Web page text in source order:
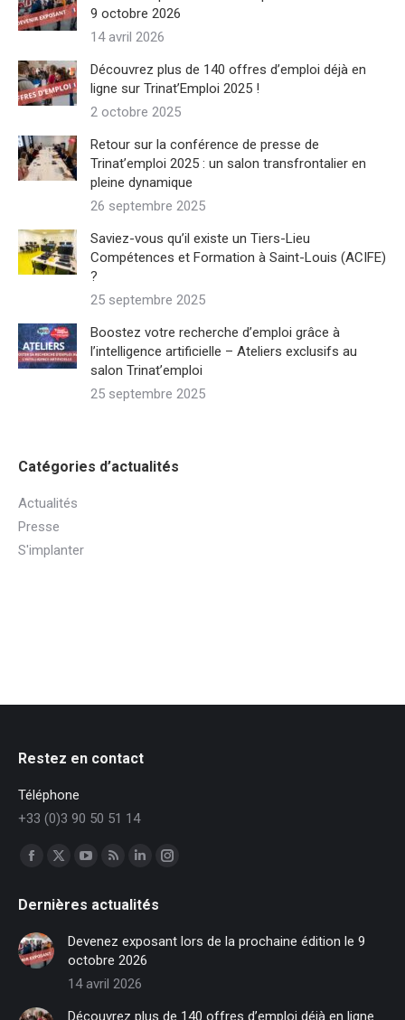
9 octobre 2026
14 avril 2026
Découvrez plus de 140 offres d’emploi déjà en
ligne sur Trinat’Emploi 2025 !
2 octobre 2025
Retour sur la conférence de presse de
Trinat’emploi 2025 : un salon transfrontalier en
pleine dynamique
26 septembre 2025
Saviez-vous qu’il existe un Tiers-Lieu
Compétences et Formation à Saint-Louis (ACIFE)
?
25 septembre 2025
Boostez votre recherche d’emploi grâce à
l’intelligence artificielle – Ateliers exclusifs au
salon Trinat’emploi
25 septembre 2025
Catégories d’actualités
Actualités
Presse
S'implanter
Restez en contact
Téléphone
+33 (0)3 90 50 51 14
Trouvez nous sur :
Facebook
opens
in
new
window
X
opens
new
window
opens
in
new
window
opens
in
new
window
LinkedIn
opens
in
new
window
Instagram
in
Dernières actualités
Devenez exposant lors de la prochaine édition le 9
octobre 2026
14 avril 2026
Découvrez plus de 140 offres d’emploi déjà en ligne